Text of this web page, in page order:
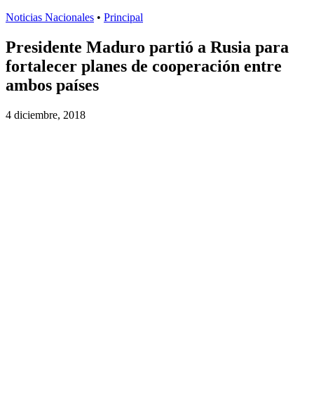
Noticias Nacionales • Principal
Presidente Maduro partió a Rusia para
fortalecer planes de cooperación entre
ambos países
4 diciembre, 2018